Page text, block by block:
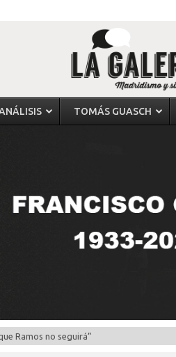
TOMÁS GUASCH
Ramos no seguirá”